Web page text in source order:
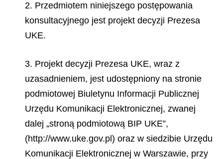
2. Przedmiotem niniejszego postępowania
konsultacyjnego jest projekt decyzji Prezesa
UKE.
3. Projekt decyzji Prezesa UKE, wraz z
uzasadnieniem, jest udostępniony na stronie
podmiotowej Biuletynu Informacji Publicznej
Urzędu Komunikacji Elektronicznej, zwanej
dalej „stroną podmiotową BIP UKE”,
(http://www.uke.gov.pl) oraz w siedzibie Urzędu
Komunikacji Elektronicznej w Warszawie, przy